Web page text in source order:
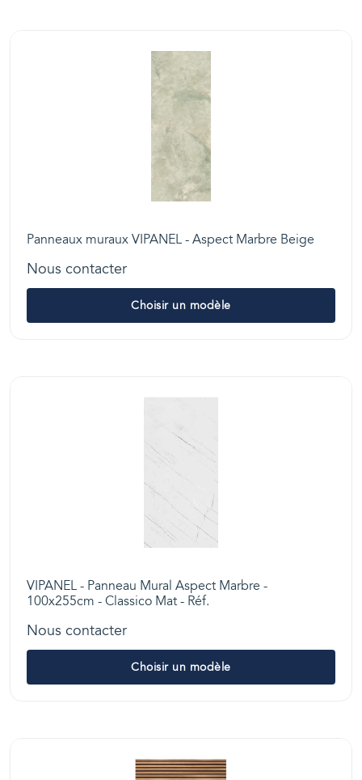
Panneaux muraux VIPANEL - Aspect Marbre Beige
Nous contacter
Choisir un modèle
VIPANEL - Panneau Mural Aspect Marbre -
100x255cm - Classico Mat - Réf.
Nous contacter
Choisir un modèle